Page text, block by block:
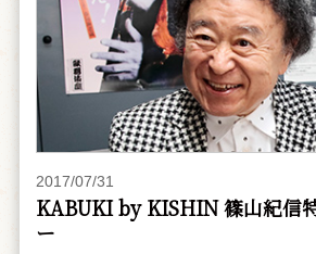
2017/07/31
KABUKI by KISHIN 篠山紀信
ー